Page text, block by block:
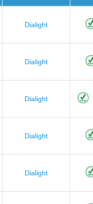
Dialight
Dialight
Dialight
Dialight
Dialight